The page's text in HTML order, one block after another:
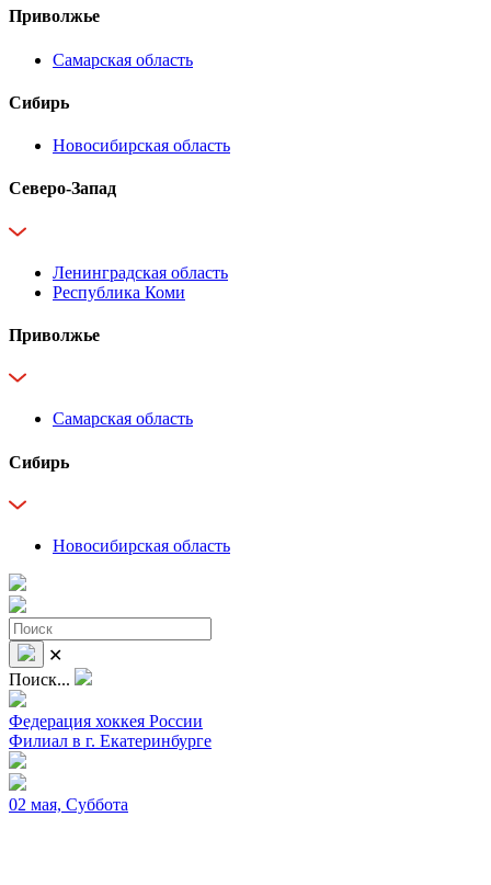
Приволжье
Самарская область
Сибирь
Новосибирская область
Северо-Запад
Ленинградская область
Республика Коми
Приволжье
Самарская область
Сибирь
Новосибирская область
✕
Поиск...
Федерация хоккея России
Филиал в г. Екатеринбурге
02 мая, Суббота